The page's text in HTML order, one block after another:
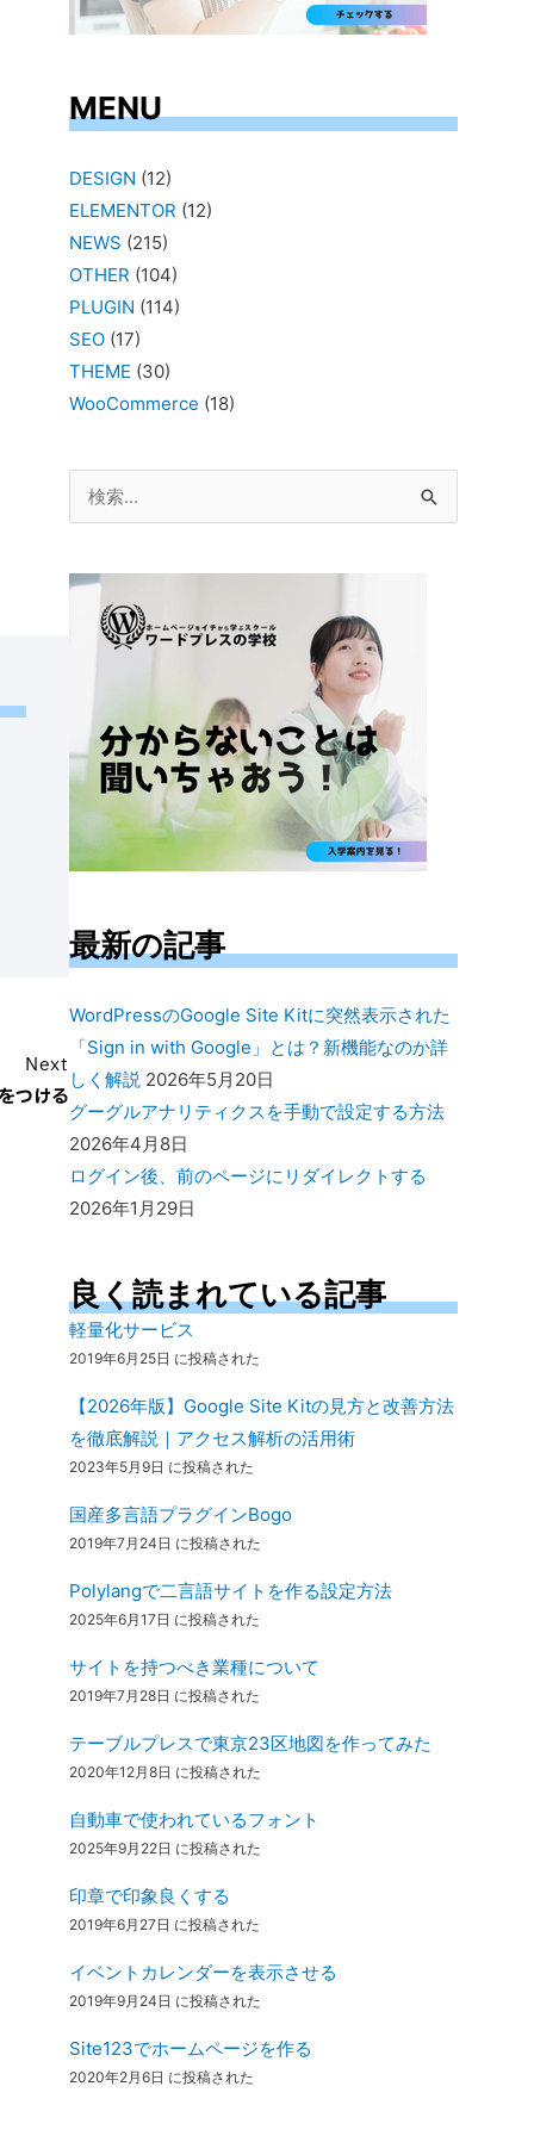
Next
つける
MENU
DESIGN (12)
ELEMENTOR (12)
NEWS (215)
OTHER (104)
PLUGIN (114)
SEO(17)
THEME (30)
WooCommerce (18)
象:
最新の記事
WordPressのGoogle Site Kitに突然表示された
「Sign in with Google」とは？新機能なのか詳
しく解説 2026年5月20日
グーグルアナリティクスを手動で設定する方法
2026年4月8日
ログイン後、前のページにリダイレクトする
2026年1月29日
良く読まれている記事
軽量化サービス
2019年6月25日 に投稿された
【2026年版】Google Site Kitの見方と改善方法
を徹底解説｜アクセス解析の活用術
2023年5月9日 に投稿された
国産多言語プラグインBogo
2019年7月24日 に投稿された
Polylangで二言語サイトを作る設定方法
2025年6月17日 に投稿された
サイトを持つべき業種について
2019年7月28日 に投稿された
テーブルプレスで東京23区地図を作ってみた
2020年12月8日 に投稿された
自動車で使われているフォント
2025年9月22日 に投稿された
印章で印象良くする
2019年6月27日 に投稿された
イベントカレンダーを表示させる
2019年9月24日 に投稿された
Site123でホームページを作る
2020年2月6日 に投稿された